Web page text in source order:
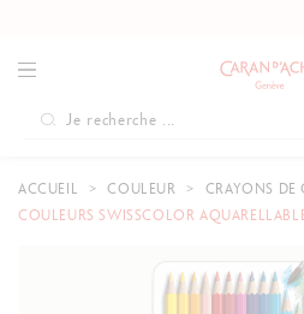
ACCUEIL COULEUR CRAYONS DE
COULEURS SWISSCOLOR